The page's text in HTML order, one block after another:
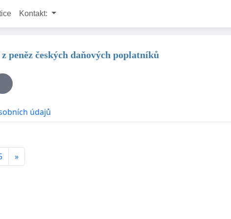
Kontakt:
peněz českých daňových poplatníků
údajů
»